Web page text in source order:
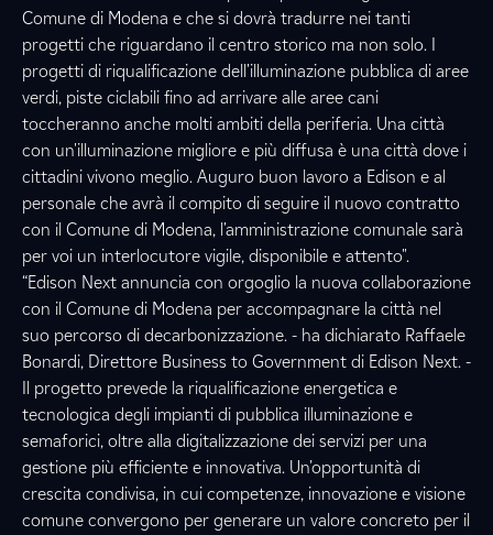
Comune di Modena e che si dovrà tradurre nei tanti
progetti che riguardano il centro storico ma non solo. I
progetti di riqualificazione dell'illuminazione pubblica di aree
verdi, piste ciclabili fino ad arrivare alle aree cani
toccheranno anche molti ambiti della periferia. Una città
con un'illuminazione migliore e più diffusa è una città dove i
cittadini vivono meglio. Auguro buon lavoro a Edison e al
personale che avrà il compito di seguire il nuovo contratto
con il Comune di Modena, l'amministrazione comunale sarà
per voi un interlocutore vigile, disponibile e attento".
“Edison Next annuncia con orgoglio la nuova collaborazione
con il Comune di Modena per accompagnare la città nel
suo percorso di decarbonizzazione. - ha dichiarato Raffaele
Bonardi, Direttore Business to Government di Edison Next. -
Il progetto prevede la riqualificazione energetica e
tecnologica degli impianti di pubblica illuminazione e
semaforici, oltre alla digitalizzazione dei servizi per una
gestione più efficiente e innovativa. Un’opportunità di
crescita condivisa, in cui competenze, innovazione e visione
comune convergono per generare un valore concreto per il